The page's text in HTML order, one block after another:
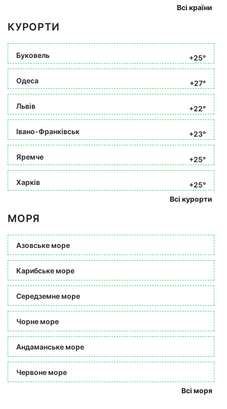
Всі країни
КУРОРТИ
Буковель +25°
Одеса +27°
Львів +22°
Івано-Франківськ +23°
Яремче +25°
Харків
+25°
Всі курорти
МОРЯ
Азовське море
Карибське море
Середземне море
Чорне море
Андаманське море
Червоне море
Всі моря